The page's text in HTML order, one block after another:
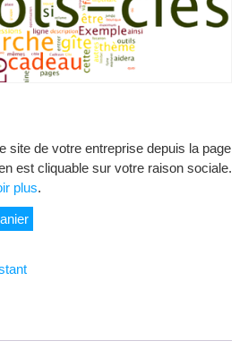
site de votre entreprise depuis la page
est cliquable sur votre raison sociale.
plus.